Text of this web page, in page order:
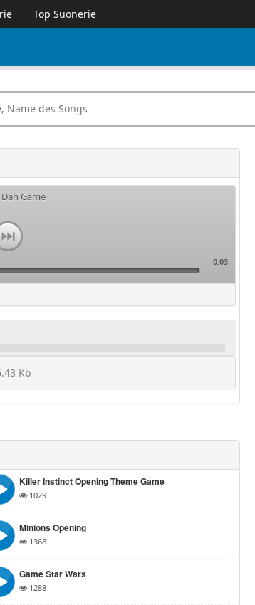
Top Suonerie
Game
0:03
Kb
Killer Instinct Opening Theme Game
1029
Minions Opening
1368
Game Star Wars
1288